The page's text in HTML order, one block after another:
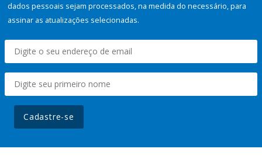
dados pessoais sejam processados, na medida do necessário, para
assinar as atualizações selecionadas.
Cadastre-se